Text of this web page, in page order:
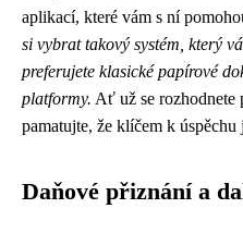
aplikací, které vám s ní
si vybrat takový systém, který
preferujete klasické papírové
platformy. Ať už se rozhodnete
pamatujte, že klíčem k úspěchu
Daňové přiznání a